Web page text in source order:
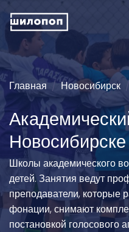
Главная Новосибирск
Новосибирске
Школы академического
детей. Занятия ведут
преподаватели, которые
фонации, снимают
постановкой голосового